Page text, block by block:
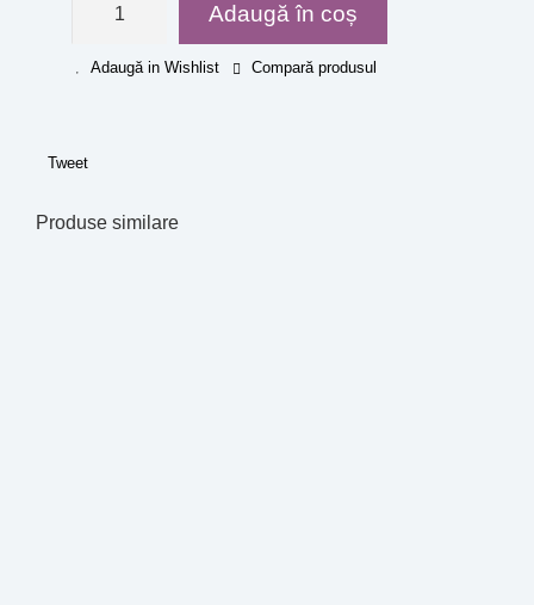
Adaugă în coș
Adaugă in Wishlist Compară produsul
Tweet
Produse similare